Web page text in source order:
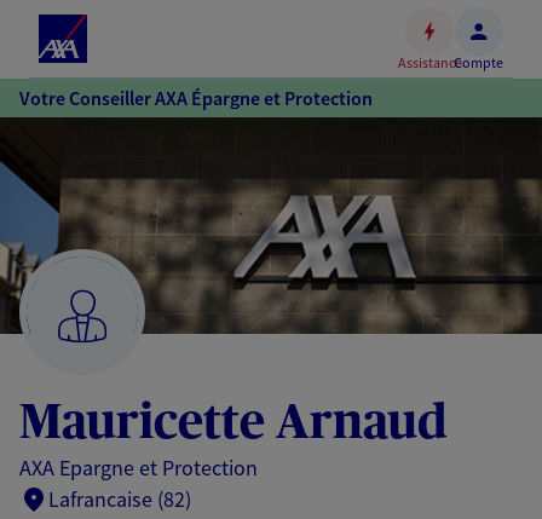
Accéder
au
Accéder
au
pied
de
page
AssistanceCompte
Votre Conseiller AXA Épargne et Protection
Mauricette Arnaud
AXA Epargne et Protection
Lafrancaise (82)